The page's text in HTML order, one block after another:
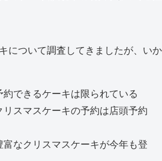
について調査してきましたが、いか
約できるケーキは限られている
リスマスケーキの予約は店頭予約
富なクリスマスケーキが今年も登